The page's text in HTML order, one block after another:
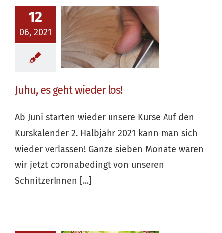
12
06, 2021
wieder los!
Juhu, es geht wieder los!
Ab Juni starten wieder unsere Kurse Auf den
Kurskalender 2. Halbjahr 2021 kann man sich
wieder verlassen! Ganze sieben Monate waren
wir jetzt coronabedingt von unseren
SchnitzerInnen [...]